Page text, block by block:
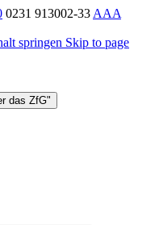
0231 913002-33 AAA
springen Skip to page
das ZfG"